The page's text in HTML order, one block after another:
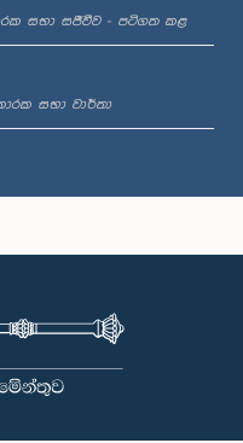
මහතා, පා.ම.
සභා සජීවීව - පටිගත කළ
සභා වාර්තා